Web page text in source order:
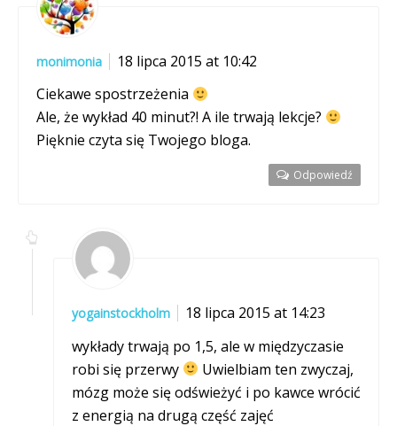
monimonia
18 lipca 2015 at 10:42
Ciekawe spostrzeżenia
Ale, że wykład 40 minut?! A ile trwają lekcje?
Pięknie czyta się Twojego bloga.
Odpowiedź
yogainstockholm
18 lipca 2015 at 14:23
wykłady trwają po 1,5, ale w międzyczasie
robi się przerwy
Uwielbiam ten zwyczaj,
mózg może się odświeżyć i po kawce wrócić
z energią na drugą część zajęć